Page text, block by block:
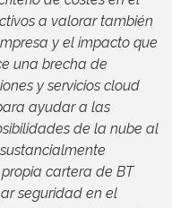
a valorar también
y el impacto que
una brecha de
y servicios cloud
ayudar a las
de la nube al
cartera de BT
seguridad en el